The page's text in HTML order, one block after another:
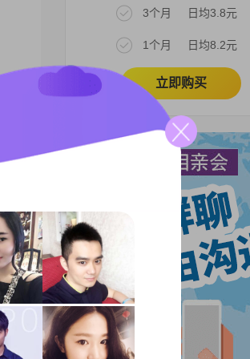
3个月 日均3.8元
1个月 日均8.2元
立即购买